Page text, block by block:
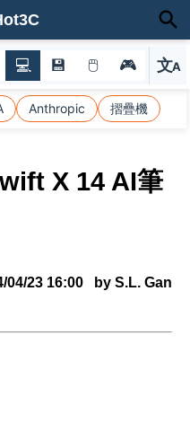
💻 💾 🖱 🎮 文A
選
Anthropic 摺疊機
X 14 AI筆
04/23 16:00 by S.L. Gan